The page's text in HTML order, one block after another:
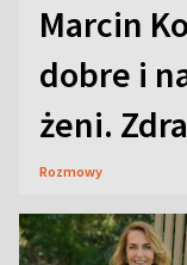
Marcin
dobre i
żeni.
Rozmowy